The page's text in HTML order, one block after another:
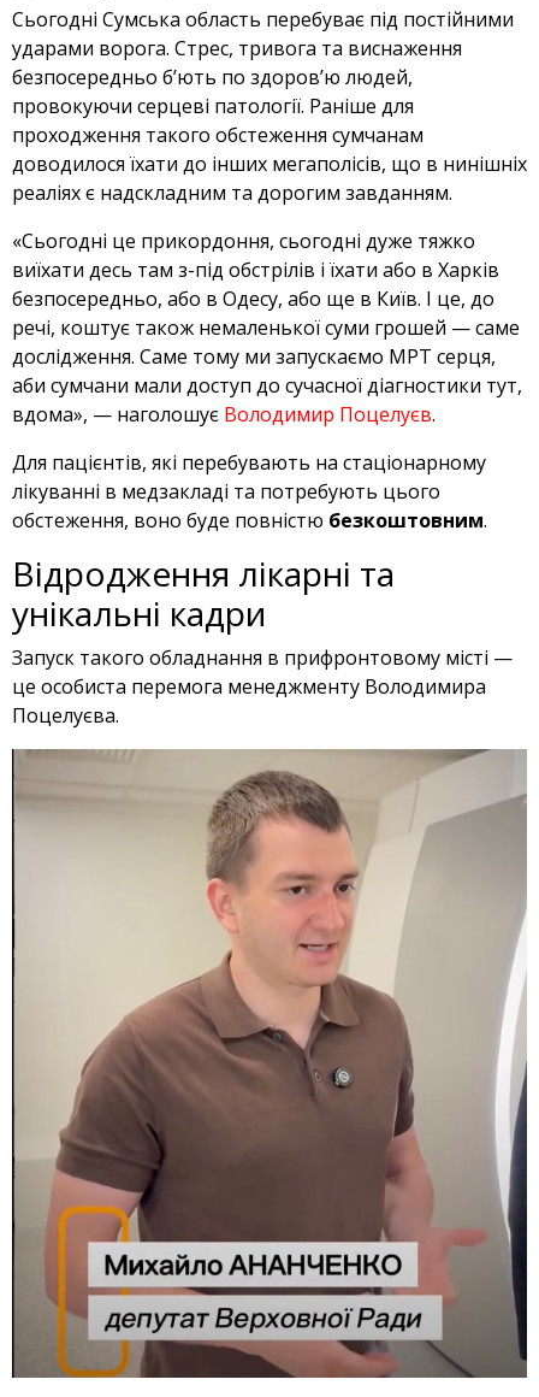
Сьогодні Сумська область перебуває під постійними
ударами ворога. Стрес, тривога та виснаження
безпосередньо б’ють по здоров’ю людей,
провокуючи серцеві патології. Раніше для
проходження такого обстеження сумчанам
доводилося їхати до інших мегаполісів, що в нинішніх
реаліях є надскладним та дорогим завданням.
«Сьогодні це прикордоння, сьогодні дуже тяжко
виїхати десь там з-під обстрілів і їхати або в Харків
безпосередньо, або в Одесу, або ще в Київ. І це, до
речі, коштує також немаленької суми грошей — саме
дослідження. Саме тому ми запускаємо МРТ серця,
аби сумчани мали доступ до сучасної діагностики тут,
вдома», — наголошує Володимир Поцелуєв.
Для пацієнтів, які перебувають на стаціонарному
лікуванні в медзакладі та потребують цього
обстеження, воно буде повністю безкоштовним.
Відродження лікарні та
унікальні кадри
Запуск такого обладнання в прифронтовому місті —
це особиста перемога менеджменту Володимира
Поцелуєва.